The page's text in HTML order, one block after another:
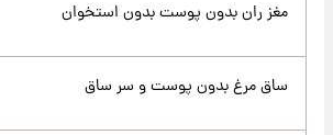
مغز ران بدون پوست بدون استخوان
ساق مرغ بدون پوست و سر ساق